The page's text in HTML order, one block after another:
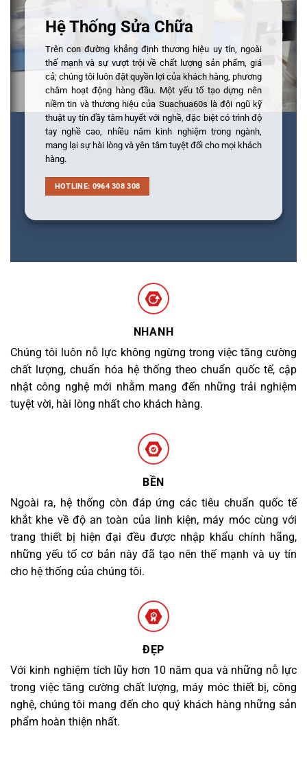
Hệ Thống Sửa Chữa
Trên con đường khẳng định thương hiệu uy tín, ngoài
thế mạnh và sự vượt trội về chất lượng sản phẩm, giá
cả; chúng tôi luôn đặt quyền lợi của khách hàng, phương
châm hoạt động hàng đầu. Một yếu tố tạo dựng nên
niềm tin và thương hiệu của Suachua60s là đội ngũ kỹ
thuật uy tín đầy tâm huyết với nghề, đặc biệt có trình độ
tay nghề cao, nhiều năm kinh nghiệm trong ngành,
mang lại sự hài lòng và yên tâm tuyệt đối cho mọi khách
hàng.
HOTLINE: 0964 308 308
NHANH
Chúng tôi luôn nỗ lực không ngừng trong việc tăng cường
chất lượng, chuẩn hóa hệ thống theo chuẩn quốc tế, cập
nhật công nghệ mới nhằm mang đến những trải nghiệm
tuyệt vời, hài lòng nhất cho khách hàng.
BỀN
Ngoài ra, hệ thống còn đáp ứng các tiêu chuẩn quốc tế
khắt khe về độ an toàn của linh kiện, máy móc cùng với
trang thiết bị hiện đại đều được nhập khẩu chính hãng,
những yếu tố cơ bản này đã tạo nên thế mạnh và uy tín
cho hệ thống của chúng tôi.
ĐẸP
Với kinh nghiệm tích lũy hơn 10 năm qua và những nỗ lực
trong việc tăng cường chất lượng, máy móc thiết bị, công
nghệ, chúng tôi mang đến cho quý khách hàng những sản
phẩm hoàn thiện nhất.